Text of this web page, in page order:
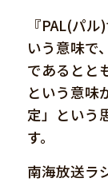
『PAL(パ
いう意味で
であるとと
という意味
定」という
す。
南海放送ラ